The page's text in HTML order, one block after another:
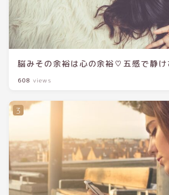
脳みその余裕は心の余裕♡五感で静け
608 views